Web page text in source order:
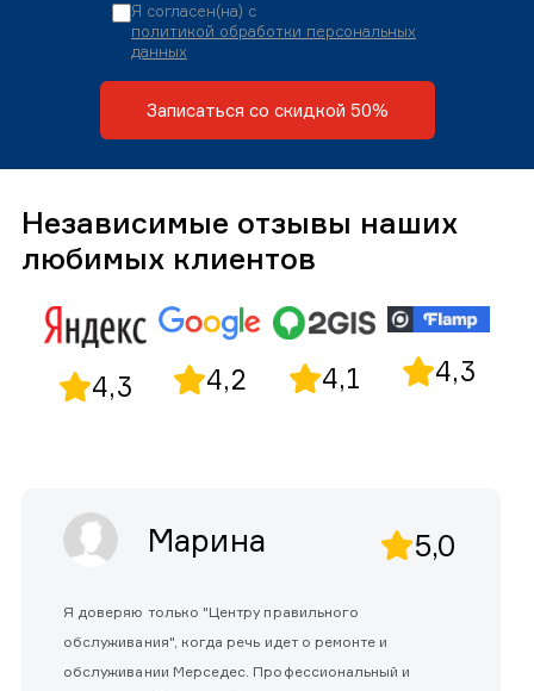
Я согласен(на) с
политикой обработки персональных
данных
Записаться со скидкой 50%
Независимые отзывы наших
любимых клиентов
4,3 4,2 4,1 4,3
Марина 5,0
Я доверяю только "Центру правильного
обслуживания", когда речь идет о ремонте и
обслуживании Мерседес. Профессиональный и